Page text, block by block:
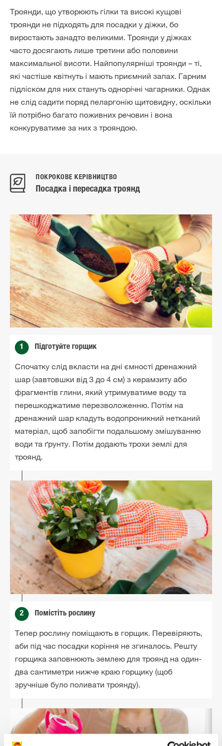
Троянди, що утворюють гілки та високі кущові
троянди не підходять для посадки у діжки, бо
виростають занадто великими. Троянди у діжках
часто досягають лише третини або половини
максимальної висоти. Найпопулярніші троянди – ті,
які частіше квітнуть і мають приємний запах. Гарним
підліском для них стануть однорічні чагарники. Однак
не слід садити поряд пеларгонію щитовидну, оскільки
їй потрібно багато поживних речовин і вона
конкуруватиме за них з трояндою.
ПОКРОКОВЕ КЕРІВНИЦТВО
Посадка і пересадка троянд
1 Підготуйте горщик
Спочатку слід вкласти на дні ємності дренажний
шар (завтовшки від 3 до 4 см) з керамзиту або
фрагментів глини, який утримуватиме воду та
перешкоджатиме перезволоженню. Потім на
дренажний шар кладуть водопроникний нетканий
матеріал, щоб запобігти подальшому змішуванню
води та ґрунту. Потім додають трохи землі для
троянд.
2 Помістіть рослину
Тепер рослину поміщають в горщик. Перевіряють,
аби під час посадки коріння не згиналось. Решту
горщика заповнюють землею для троянд на один-
два сантиметри нижче краю горщику (щоб
зручніше було поливати троянду).